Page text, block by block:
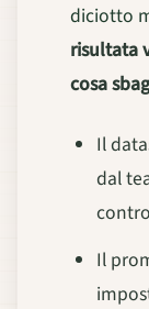
diciotto
risultata
cosa
Il
dal
Il